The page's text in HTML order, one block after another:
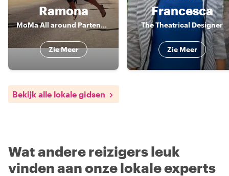
Ramona
MoMa All around Partenope
Zie Meer
Francesca
The Theatrical Designer
Zie Meer
Bekijk alle lokale gidsen
Wat andere reizigers leuk
vinden aan onze lokale experts